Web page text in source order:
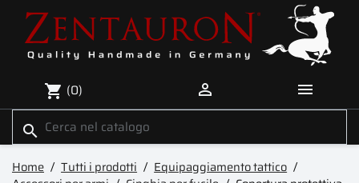
shopping_cart (0)  
search
Home Tutti i prodotti
Equipaggiamento tattico